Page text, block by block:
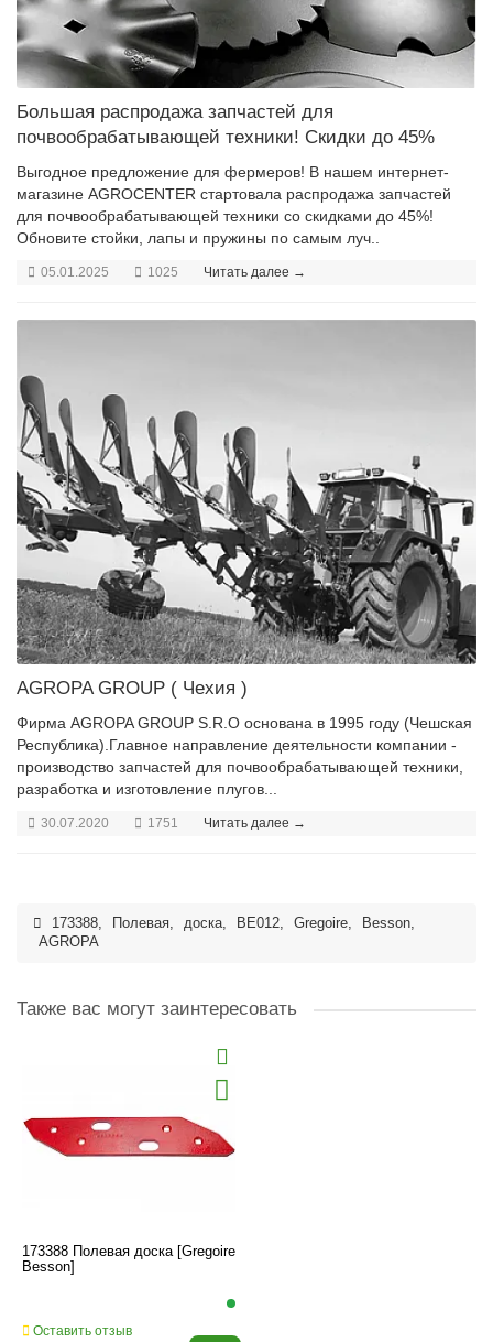
Большая распродажа запчастей для
почвообрабатывающей техники! Скидки до 45%
Выгодное предложение для фермеров! В нашем интернет-
магазине AGROCENTER стартовала распродажа запчастей
для почвообрабатывающей техники со скидками до 45%!
Обновите стойки, лапы и пружины по самым луч..
05.01.2025 1025 Читать далее →
AGROPA GROUP ( Чехия )
Фирма AGROPA GROUP S.R.O основана в 1995 году (Чешская
Республика).Главное направление деятельности компании -
производство запчастей для почвообрабатывающей техники,
разработка и изготовление плугов...
30.07.2020 1751 Читать далее →
173388, Полевая, доска, BE012, Gregoire, Besson,
AGROPA
Также вас могут заинтересовать
173388 Полевая доска [Gregoire
Besson]
Оставить отзыв